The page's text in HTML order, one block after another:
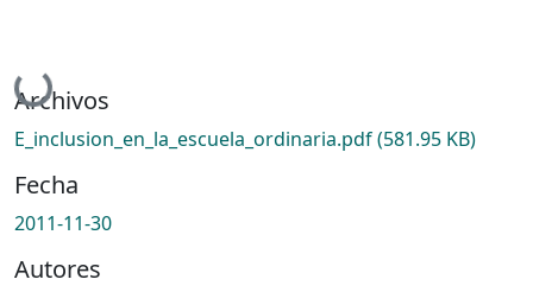
Cargando...
Archivos
E_inclusion_en_la_escuela_ordinaria.pdf(581.95 KB)
Fecha
2011-11-30
Autores